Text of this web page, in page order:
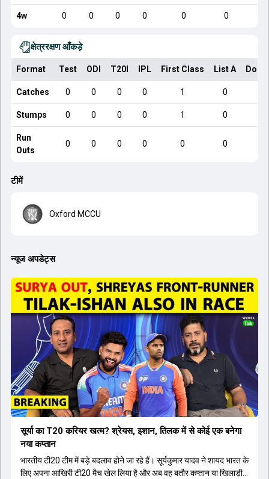
4w 0 0 0 0 0 0
क्षेत्ररक्षण आँकड़े
Format Test ODI T20I IPL First Class List A
Catches 0 0 0 0 1 0
Stumps 0 0 0 0 1 0
Run
Outs
0 0 0 0 0 0
टीमें
Oxford MCCU
न्यूज अपडेट्स
सूर्या का T20 करियर खत्म? श्रेयस, इशान, तिलक में से कोई एक बनेगा
नया कप्तान
भारतीय टी20 टीम में बड़े बदलाव होने जा रहे हैं। सूर्यकुमार यादव ने शायद भारत के
लिए अपना आखिरी टी20 मैच खेल लिया है और अब वह बतौर कप्तान या खिलाड़ी